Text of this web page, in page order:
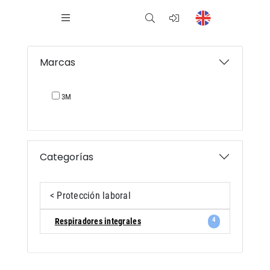
Marcas
3M
Categorías
< Protección laboral
Respiradores integrales 4